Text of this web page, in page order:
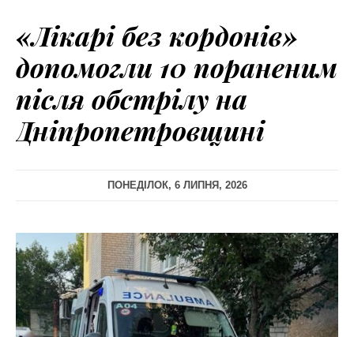
«Лікарі без кордонів»
допомогли 10 пораненим
після обстрілу на
Дніпропетровщині
ПОНЕДІЛОК, 6 ЛИПНЯ, 2026